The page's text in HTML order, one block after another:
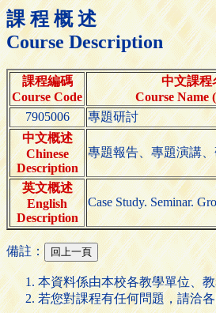
課 程 概 述
Course Description
課程編碼
Course Code
中文課程
Course Name
7905006
專題研討
中文概述
Chinese
Description
專題報告、專題演講
英文概述
English
Description
Case Study. Seminar.
備註：
本資料係由本校各教學單位、
若您對課程有任何問題，請洽